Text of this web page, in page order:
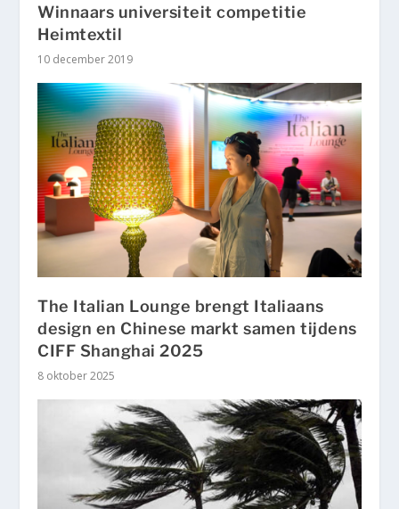
Winnaars universiteit competitie
Heimtextil
10 december 2019
The Italian Lounge brengt Italiaans
design en Chinese markt samen tijdens
CIFF Shanghai 2025
8 oktober 2025